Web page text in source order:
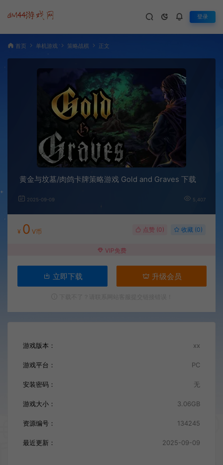
登录
首页 单机游戏 策略战棋 正文
黄金与坟墓/肉鸽卡牌策略游戏 Gold and Graves 下载
2025-09-09 5,407
¥ 0 V币 点赞 (0) 收藏 (0)
VIP免费
立即下载 升级会员
游戏版本： xx
游戏平台： PC
安装密码： 无
游戏大小： 3.06GB
资源编号： 134245
最近更新： 2025-09-09